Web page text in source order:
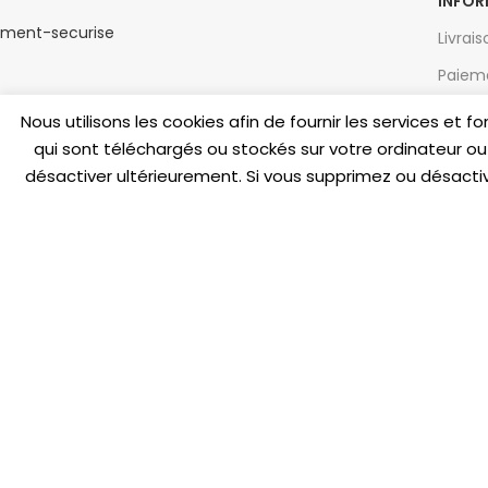
C.G.V.
Nous utilisons les cookies afin de fournir les services et
qui sont téléchargés ou stockés sur votre ordinateur
désactiver ultérieurement. Si vous supprimez ou